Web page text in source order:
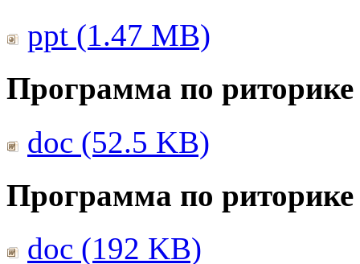
ppt (1.47 MB)
Программа по риторике
doc (52.5 KB)
Программа по риторике
doc (192 KB)